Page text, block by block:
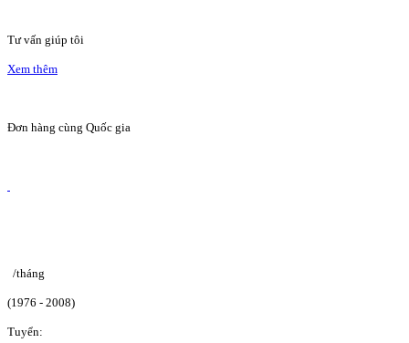
Tư vấn giúp tôi
Xem thêm
Đơn hàng cùng Quốc gia
/tháng
(1976 - 2008)
Tuyển: